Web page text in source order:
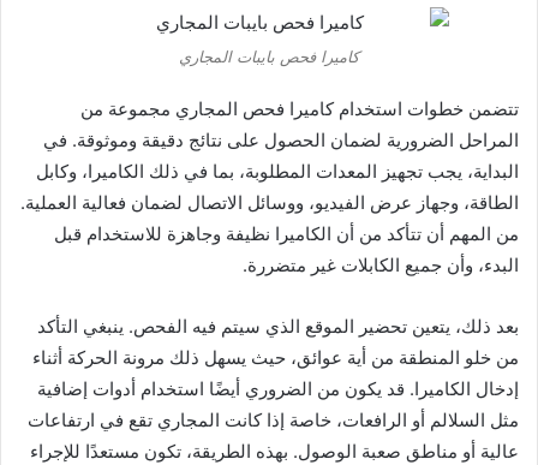
كاميرا فحص بايبات المجاري
تتضمن خطوات استخدام كاميرا فحص المجاري مجموعة من
المراحل الضرورية لضمان الحصول على نتائج دقيقة وموثوقة. في
البداية، يجب تجهيز المعدات المطلوبة، بما في ذلك الكاميرا، وكابل
الطاقة، وجهاز عرض الفيديو، ووسائل الاتصال لضمان فعالية العملية.
من المهم أن تتأكد من أن الكاميرا نظيفة وجاهزة للاستخدام قبل
البدء، وأن جميع الكابلات غير متضررة.
بعد ذلك، يتعين تحضير الموقع الذي سيتم فيه الفحص. ينبغي التأكد
من خلو المنطقة من أية عوائق، حيث يسهل ذلك مرونة الحركة أثناء
إدخال الكاميرا. قد يكون من الضروري أيضًا استخدام أدوات إضافية
مثل السلالم أو الرافعات، خاصة إذا كانت المجاري تقع في ارتفاعات
عالية أو مناطق صعبة الوصول. بهذه الطريقة، تكون مستعدًا للإجراء